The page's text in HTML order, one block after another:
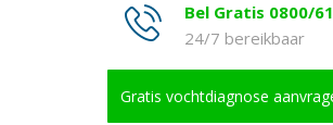
Bel Gratis 0800/
24/7 bereikbaar
Gratis vochtdiagnose